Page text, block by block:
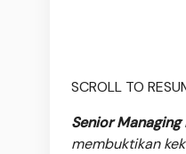
SCROLL TO
Senior
membuktikan